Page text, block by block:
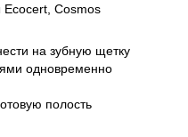
Cosmos
на зубную щетку
одновременно
полость